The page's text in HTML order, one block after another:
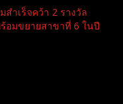
ำเร็จคว้า 2 รางวัล
อมขยายสาขาที่ 6 ในปี